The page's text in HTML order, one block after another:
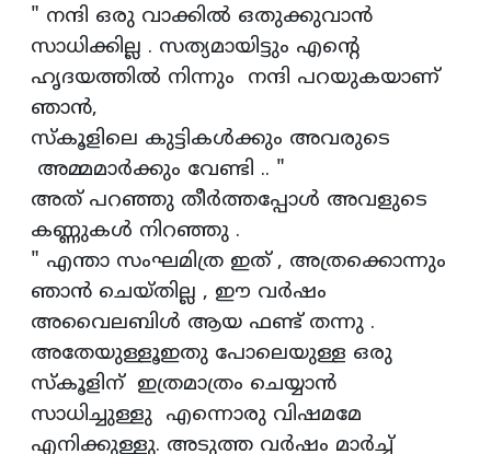
" നന്ദി ഒരു വാക്കിൽ ഒതുക്കുവാൻ
സാധിക്കില്ല . സത്യമായിട്ടും എന്റെ
ഹൃദയത്തിൽ നിന്നും നന്ദി പറയുകയാണ്
ഞാൻ,
സ്കൂളിലെ കുട്ടികൾക്കും അവരുടെ
അമ്മമാർക്കും വേണ്ടി .. "
അത് പറഞ്ഞു തീർത്തപ്പോൾ അവളുടെ
കണ്ണുകൾ നിറഞ്ഞു .
" എന്താ സംഘമിത്ര ഇത് , അത്രക്കൊന്നും
ഞാൻ ചെയ്തില്ല , ഈ വർഷം
അവൈലബിൾ ആയ ഫണ്ട് തന്നു .
അതേയുള്ളൂഇതു പോലെയുള്ള ഒരു
സ്കൂളിന് ഇത്രമാത്രം ചെയ്യാൻ
സാധിച്ചുള്ളു എന്നൊരു വിഷമമേ
എനിക്കുള്ളു. അടുത്ത വർഷം മാർച്ച്